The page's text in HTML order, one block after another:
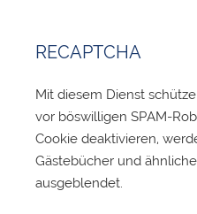
RECAPTCHA
Mit diesem Dienst
vor böswilligen SPAM-
Cookie deaktivieren,
Gästebücher und
ausgeblendet.